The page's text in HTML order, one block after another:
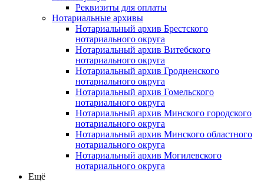
Реквизиты для оплаты
Нотариальные архивы
Нотариальный архив Брестского
нотариального округа
Нотариальный архив Витебского
нотариального округа
Нотариальный архив Гродненского
нотариального округа
Нотариальный архив Гомельского
нотариального округа
Нотариальный архив Минского городского
нотариального округа
Нотариальный архив Минского областного
нотариального округа
Нотариальный архив Могилевского
нотариального округа
Ещё